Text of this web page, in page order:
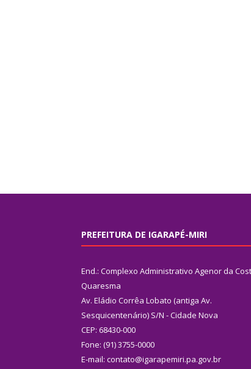
PREFEITURA DE IGARAPÉ-MIRI
End.: Complexo Administrativo Agenor da
Quaresma
Av. Eládio Corrêa Lobato (antiga Av.
Sesquicentenário) S/N - Cidade Nova
CEP: 68430-000
Fone: (91) 3755-0000
E-mail: contato@igarapemiri.pa.gov.br